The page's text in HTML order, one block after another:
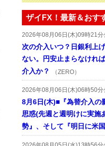
ザイFX！最新＆おす
2026年08月06日(木)09時21分
次の介入いつ？日銀利上
ない。円安止まらなけれ
介入か？
（ZERO）
2026年08月06日(木)06時50分
8月6日(木)■『為替介入の
思惑(先週と週明けに実施
勢』、そして『明日に米